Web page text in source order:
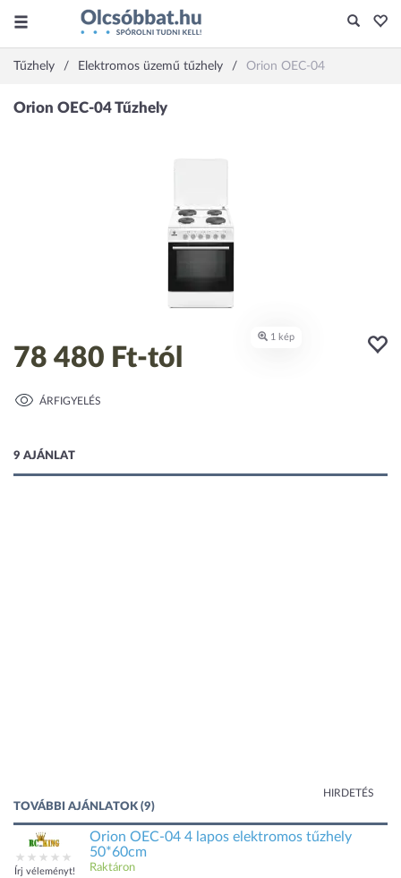
Tűzhely Elektromos üzemű tűzhely Orion OEC-04
78 480 Ft-tól
ÁRFIGYELÉS
9 AJÁNLAT
HIRDETÉS
TOVÁBBI AJÁNLATOK (9)
Írj véleményt!
Orion OEC-04 4 lapos elektromos tűzhely
50*60cm
Raktáron